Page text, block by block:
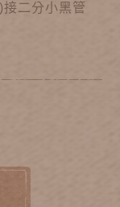
二分小黑管